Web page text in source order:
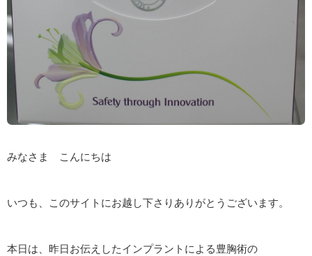
みなさま こんにちは
いつも、このサイトにお越し下さりありがとうございます。
本日は、昨日お伝えしたインプラントによる豊胸術の